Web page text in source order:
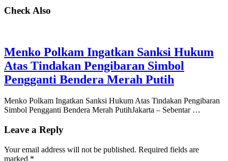
Check Also
Menko Polkam Ingatkan Sanksi Hukum
Atas Tindakan Pengibaran Simbol
Pengganti Bendera Merah Putih
Menko Polkam Ingatkan Sanksi Hukum Atas Tindakan Pengibaran
Simbol Pengganti Bendera Merah PutihJakarta – Sebentar …
Leave a Reply
Your email address will not be published. Required fields are
marked *